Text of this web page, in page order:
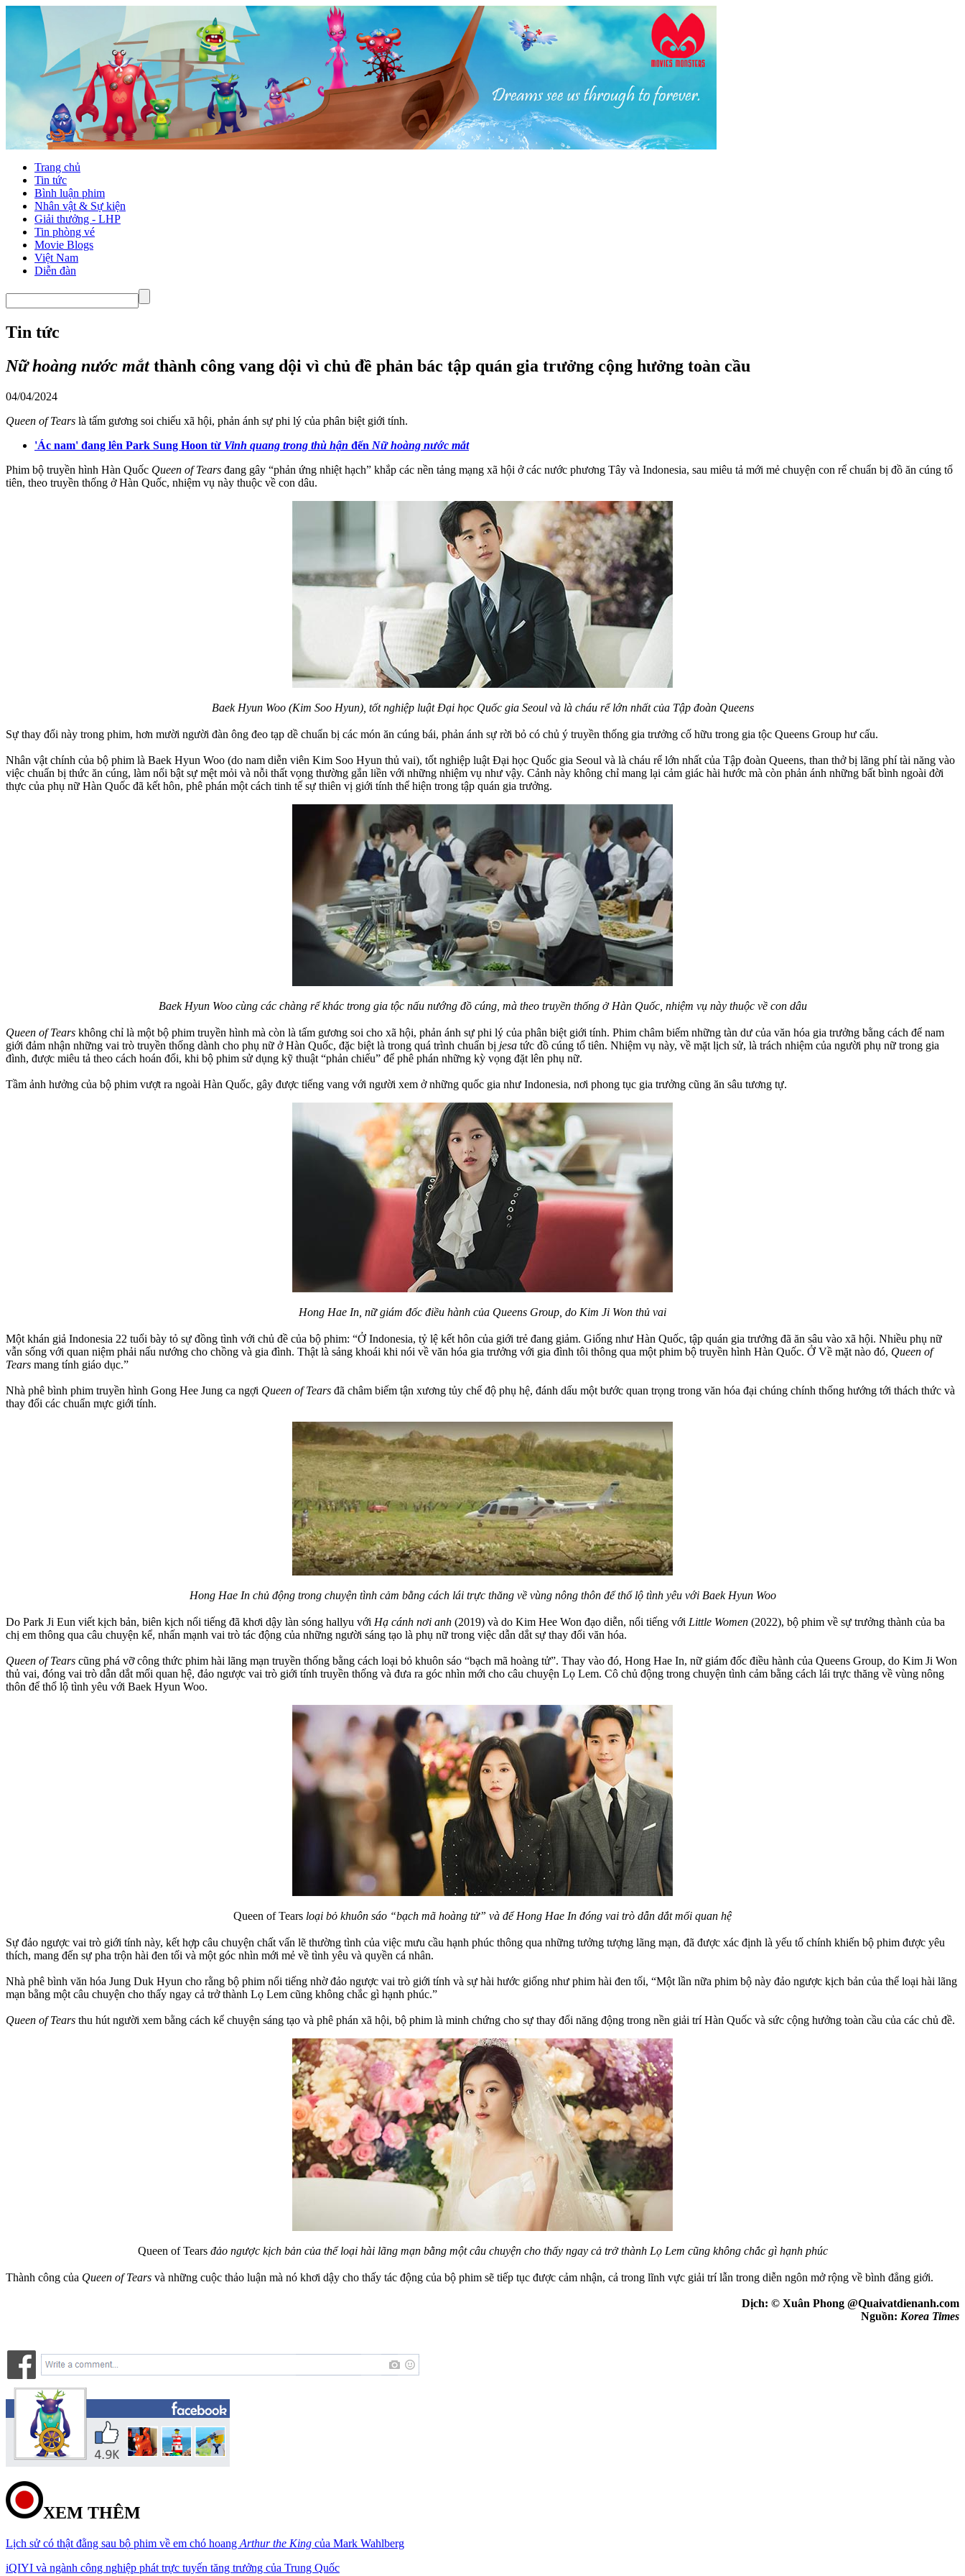
Trang chủ
Tin tức
Bình luận phim
Nhân vật & Sự kiện
Giải thưởng - LHP
Tin phòng vé
Movie Blogs
Việt Nam
Diễn đàn
Tin tức
Nữ hoàng nước mắtthành công vang dội vì chủ đề phản bác tập quán gia trưởng cộng hưởng toàn cầu
04/04/2024
Queen of Tears là tấm gương soi chiếu xã hội, phản ánh sự phi lý của phân biệt giới tính.
'Ác nam' đang lên Park Sung Hoon từ Vinh quang trong thù hận đến Nữ hoàng nước mắt
Phim bộ truyền hình Hàn Quốc Queen of Tears đang gây “phản ứng nhiệt hạch” khắp các nền tảng mạng xã hội ở các nước phương Tây và Indonesia, sau miêu tả mới mẻ chuyện con rể chuẩn bị đồ ăn cúng tổ
tiên, theo truyền thống ở Hàn Quốc, nhiệm vụ này thuộc về con dâu.
Baek Hyun Woo (Kim Soo Hyun), tốt nghiệp luật Đại học Quốc gia Seoul và là cháu rể lớn nhất của Tập đoàn Queens
Sự thay đổi này trong phim, hơn mười người đàn ông đeo tạp dề chuẩn bị các món ăn cúng bái, phản ánh sự rời bỏ có chủ ý truyền thống gia trưởng cố hữu trong gia tộc Queens Group hư cấu.
Nhân vật chính của bộ phim là Baek Hyun Woo (do nam diễn viên Kim Soo Hyun thủ vai), tốt nghiệp luật Đại học Quốc gia Seoul và là cháu rể lớn nhất của Tập đoàn Queens, than thở bị lãng phí tài năng vào
việc chuẩn bị thức ăn cúng, làm nổi bật sự mệt mỏi và nỗi thất vọng thường gắn liền với những nhiệm vụ như vậy. Cảnh này không chỉ mang lại cảm giác hài hước mà còn phản ánh những bất bình ngoài đời
thực của phụ nữ Hàn Quốc đã kết hôn, phê phán một cách tinh tế sự thiên vị giới tính thể hiện trong tập quán gia trưởng.
Baek Hyun Woo cùng các chàng rể khác trong gia tộc nấu nướng đồ cúng, mà theo truyền thống ở Hàn Quốc, nhiệm vụ này thuộc về con dâu
Queen of Tears không chỉ là một bộ phim truyền hình mà còn là tấm gương soi cho xã hội, phản ánh sự phi lý của phân biệt giới tính. Phim châm biếm những tàn dư của văn hóa gia trưởng bằng cách để nam
giới đảm nhận những vai trò truyền thống dành cho phụ nữ ở Hàn Quốc, đặc biệt là trong quá trình chuẩn bị jesa tức đồ cúng tổ tiên. Nhiệm vụ này, về mặt lịch sử, là trách nhiệm của người phụ nữ trong gia
đình, được miêu tả theo cách hoán đổi, khi bộ phim sử dụng kỹ thuật “phản chiếu” để phê phán những kỳ vọng đặt lên phụ nữ.
Tầm ảnh hưởng của bộ phim vượt ra ngoài Hàn Quốc, gây được tiếng vang với người xem ở những quốc gia như Indonesia, nơi phong tục gia trưởng cũng ăn sâu tương tự.
Hong Hae In, nữ giám đốc điều hành của Queens Group, do Kim Ji Won thủ vai
Một khán giả Indonesia 22 tuổi bày tỏ sự đồng tình với chủ đề của bộ phim: “Ở Indonesia, tỷ lệ kết hôn của giới trẻ đang giảm. Giống như Hàn Quốc, tập quán gia trưởng đã ăn sâu vào xã hội. Nhiều phụ nữ
vẫn sống với quan niệm phải nấu nướng cho chồng và gia đình. Thật là sảng khoái khi nói về văn hóa gia trưởng với gia đình tôi thông qua một phim bộ truyền hình Hàn Quốc. Ở Về mặt nào đó, Queen of
Tears mang tính giáo dục.”
Nhà phê bình phim truyền hình Gong Hee Jung ca ngợi Queen of Tears đã châm biếm tận xương tủy chế độ phụ hệ, đánh dấu một bước quan trọng trong văn hóa đại chúng chính thống hướng tới thách thức và
thay đổi các chuẩn mực giới tính.
Hong Hae In chủ động trong chuyện tình cảm bằng cách lái trực thăng về vùng nông thôn để thổ lộ tình yêu với Baek Hyun Woo
Do Park Ji Eun viết kịch bản, biên kịch nổi tiếng đã khơi dậy làn sóng hallyu với Hạ cánh nơi anh (2019) và do Kim Hee Won đạo diễn, nổi tiếng với Little Women (2022), bộ phim về sự trưởng thành của ba
chị em thông qua câu chuyện kể, nhấn mạnh vai trò tác động của những người sáng tạo là phụ nữ trong việc dẫn dắt sự thay đổi văn hóa.
Queen of Tears cũng phá vỡ công thức phim hài lãng mạn truyền thống bằng cách loại bỏ khuôn sáo “bạch mã hoàng tử”. Thay vào đó, Hong Hae In, nữ giám đốc điều hành của Queens Group, do Kim Ji Won
thủ vai, đóng vai trò dẫn dắt mối quan hệ, đảo ngược vai trò giới tính truyền thống và đưa ra góc nhìn mới cho câu chuyện Lọ Lem. Cô chủ động trong chuyện tình cảm bằng cách lái trực thăng về vùng nông
thôn để thổ lộ tình yêu với Baek Hyun Woo.
Queen of Tears loại bỏ khuôn sáo “bạch mã hoàng tử” và để Hong Hae In đóng vai trò dẫn dắt mối quan hệ
Sự đảo ngược vai trò giới tính này, kết hợp câu chuyện chất vấn lẽ thường tình của việc mưu cầu hạnh phúc thông qua những tưởng tượng lãng mạn, đã được xác định là yếu tố chính khiến bộ phim được yêu
thích, mang đến sự pha trộn hài đen tối và một góc nhìn mới mẻ về tình yêu và quyền cá nhân.
Nhà phê bình văn hóa Jung Duk Hyun cho rằng bộ phim nổi tiếng nhờ đảo ngược vai trò giới tính và sự hài hước giống như phim hài đen tối, “Một lần nữa phim bộ này đảo ngược kịch bản của thể loại hài lãng
mạn bằng một câu chuyện cho thấy ngay cả trở thành Lọ Lem cũng không chắc gì hạnh phúc.”
Queen of Tears thu hút người xem bằng cách kể chuyện sáng tạo và phê phán xã hội, bộ phim là minh chứng cho sự thay đổi năng động trong nền giải trí Hàn Quốc và sức cộng hưởng toàn cầu của các chủ đề.
Queen of Tears đảo ngược kịch bản của thể loại hài lãng mạn bằng một câu chuyện cho thấy ngay cả trở thành Lọ Lem cũng không chắc gì hạnh phúc
Thành công của Queen of Tears và những cuộc thảo luận mà nó khơi dậy cho thấy tác động của bộ phim sẽ tiếp tục được cảm nhận, cả trong lĩnh vực giải trí lẫn trong diễn ngôn mở rộng về bình đẳng giới.
Dịch: © Xuân Phong @Quaivatdienanh.com
Nguồn: Korea Times
XEM THÊM
Lịch sử có thật đằng sau bộ phim về em chó hoang Arthur the King của Mark Wahlberg
iQIYI và ngành công nghiệp phát trực tuyến tăng trưởng của Trung Quốc